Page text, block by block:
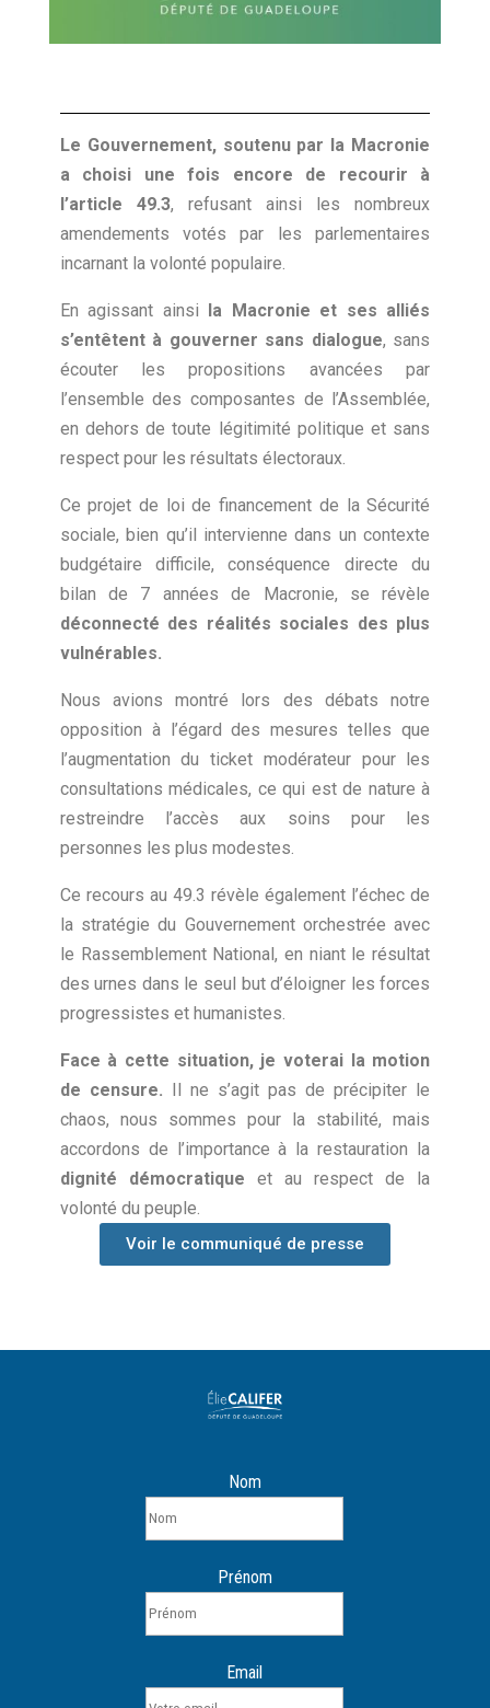
Le Gouvernement, soutenu par la Macronie
a choisi une fois encore de recourir à
l’article 49.3, refusant ainsi les nombreux
amendements votés par les parlementaires
incarnant la volonté populaire.
En agissant ainsi
la Macronie et ses alliés
s’entêtent à gouverner sans dialogue, sans
écouter les propositions avancées par
l’ensemble des composantes de l’Assemblée,
en dehors de toute légitimité politique et sans
respect pour les résultats électoraux.
Ce projet de loi de financement de la Sécurité
sociale, bien qu’il intervienne dans un contexte
budgétaire difficile, conséquence directe du
bilan de 7 années de Macronie, se révèle
déconnecté des réalités sociales des plus
vulnérables.
Nous avions montré lors des débats notre
opposition à l’égard des mesures telles que
l’augmentation du ticket modérateur pour les
consultations médicales, ce qui est de nature à
restreindre l’accès aux soins pour les
personnes les plus modestes.
Ce recours au 49.3 révèle également l’échec de
la stratégie du Gouvernement orchestrée avec
le Rassemblement National, en niant le résultat
des urnes dans le seul but d’éloigner les forces
progressistes et humanistes.
Face à cette situation, je voterai la motion
de censure.
Il ne s’agit pas de précipiter le
chaos, nous sommes pour la stabilité, mais
accordons de l’importance à la restauration la
dignité démocratique et au respect de la
volonté du peuple.
Voir le communiqué de presse
Nom
Prénom
Email